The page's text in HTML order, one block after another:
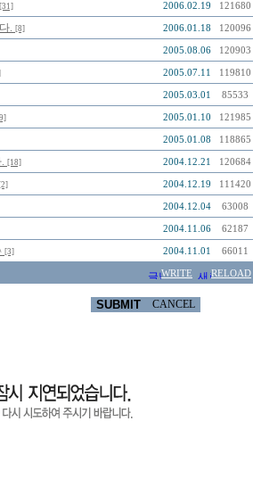
[31] 2006.02.19 121680
. [8] 2006.01.18 120096
2005.08.06 120903
2005.07.11 119810
2005.03.01 85533
2005.01.10 121985
2005.01.08 118865
[18] 2004.12.21 120684
[2] 2004.12.19 111420
2004.12.04 63008
2004.11.06 62187
[3] 2004.11.01 66011
WRITE RELOAD
SUBMIT